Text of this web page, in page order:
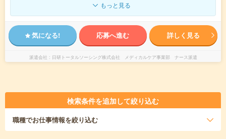
もっと見る
気になる! 応募へ進む 詳しく見る
派遣会社 日研トータルソーシング株式会社 メディカルケア事業部 ナース派遣
検索条件を追加して絞り込む
職種でお仕事情報を絞り込む